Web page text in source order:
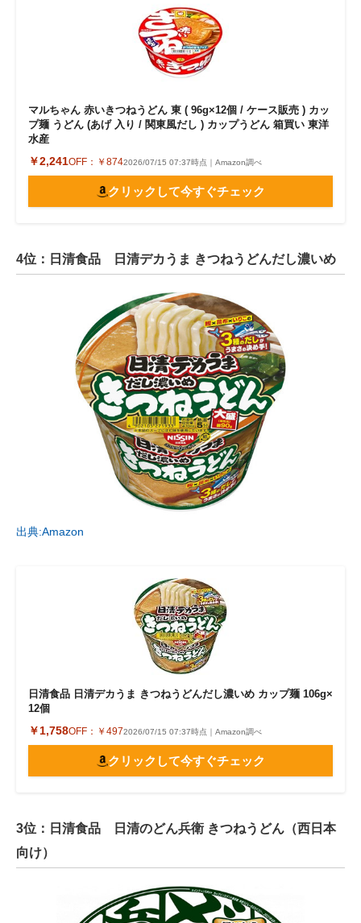
マルちゃん 赤いきつねうどん 東 ( 96g×12個 / ケース販売 ) カッ
プ麺 うどん (あげ 入り / 関東風だし ) カップうどん 箱買い 東洋
水産
￥2,241OFF： ￥8742026/07/15 07:37時点｜Amazon調べ
クリックして今すぐチェック
4位：日清食品 日清デカうま きつねうどんだし濃いめ
出典:Amazon
日清食品 日清デカうま きつねうどんだし濃いめ カップ麺 106g×
12個
￥1,758OFF： ￥4972026/07/15 07:37時点｜Amazon調べ
クリックして今すぐチェック
3位：日清食品 日清のどん兵衛 きつねうどん（西日本
向け）